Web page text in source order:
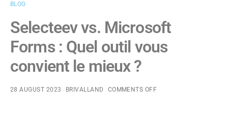
BLOG
Selecteev vs. Microsoft
Forms : Quel outil vous
convient le mieux ?
28 AUGUST 2023 BRIVALLAND COMMENTS OFF